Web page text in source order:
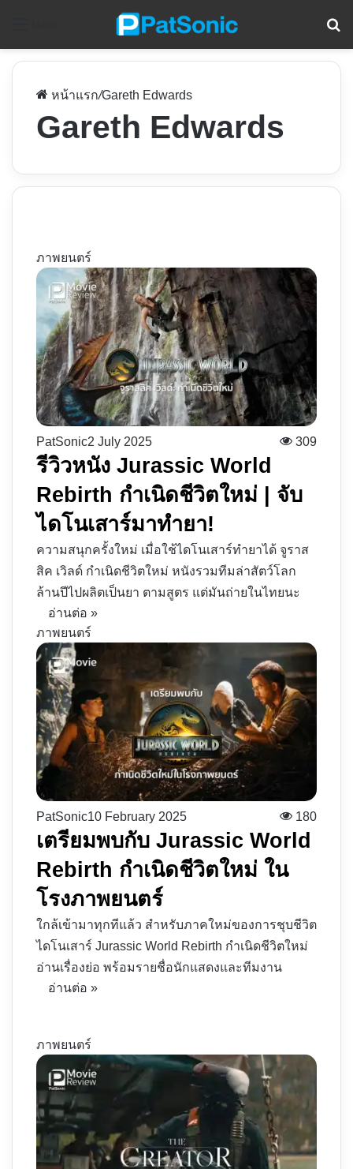
หน้าแรก/Gareth Edwards
Gareth Edwards
ภาพยนตร์
PatSonic2 July 2025 309
รีวิวหนัง Jurassic World
Rebirth กำเนิดชีวิตใหม่ | จับ
ไดโนเสาร์มาทำยา!
ความสนุกครั้งใหม่ เมื่อใช้ไดโนเสาร์ทำยาได้ จูราส
สิค เวิลด์ กำเนิดชีวิตใหม่ หนังรวมทีมล่าสัตว์โลก
ล้านปีไปผลิตเป็นยา ตามสูตร แต่มันถ่ายในไทยนะ
อ่านต่อ »
ภาพยนตร์
PatSonic10 February 2025 180
เตรียมพบกับ Jurassic World
Rebirth กำเนิดชีวิตใหม่ ใน
โรงภาพยนตร์
ใกล้เข้ามาทุกทีแล้ว สำหรับภาคใหม่ของการชุบชีวิต
ไดโนเสาร์ Jurassic World Rebirth กำเนิดชีวิตใหม่
อ่านเรื่องย่อ พร้อมรายชื่อนักแสดงและทีมงาน
อ่านต่อ »
ภาพยนตร์